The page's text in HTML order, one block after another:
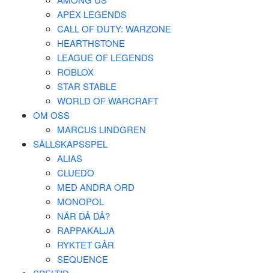
APEX LEGENDS
CALL OF DUTY: WARZONE
HEARTHSTONE
LEAGUE OF LEGENDS
ROBLOX
STAR STABLE
WORLD OF WARCRAFT
OM OSS
MARCUS LINDGREN
SÄLLSKAPSSPEL
ALIAS
CLUEDO
MED ANDRA ORD
MONOPOL
NÄR DÅ DÅ?
RAPPAKALJA
RYKTET GÅR
SEQUENCE